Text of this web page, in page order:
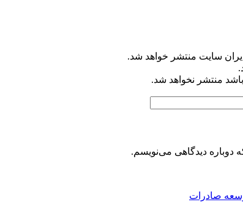
سایت منتشر خواهد شد.
منتشر نخواهد شد.
دوباره دیدگاهی می‌نویسم.